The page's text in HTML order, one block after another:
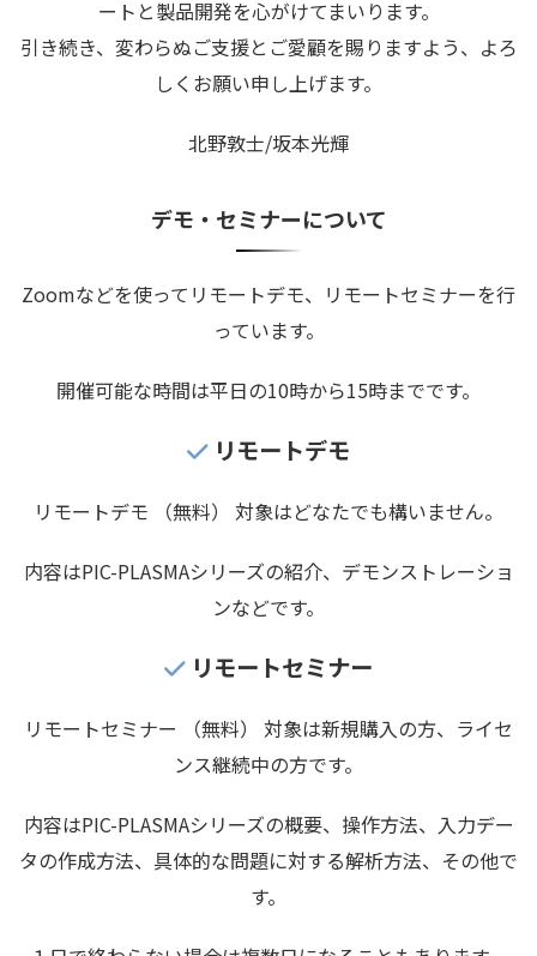
ートと製品開発を心がけてまいります。
引き続き、変わらぬご支援とご愛顧を賜りますよう、よろ
しくお願い申し上げます。
北野敦士/坂本光輝
デモ・セミナーについて
Zoomなどを使ってリモートデモ、リモートセミナーを行
っています。
開催可能な時間は平日の10時から15時までです。
リモートデモ
リモートデモ （無料） 対象はどなたでも構いません。
内容はPIC-PLASMAシリーズの紹介、デモンストレーショ
ンなどです。
リモートセミナー
リモートセミナー （無料） 対象は新規購入の方、ライセ
ンス継続中の方です。
内容はPIC-PLASMAシリーズの概要、操作方法、入力デー
タの作成方法、具体的な問題に対する解析方法、その他で
す。